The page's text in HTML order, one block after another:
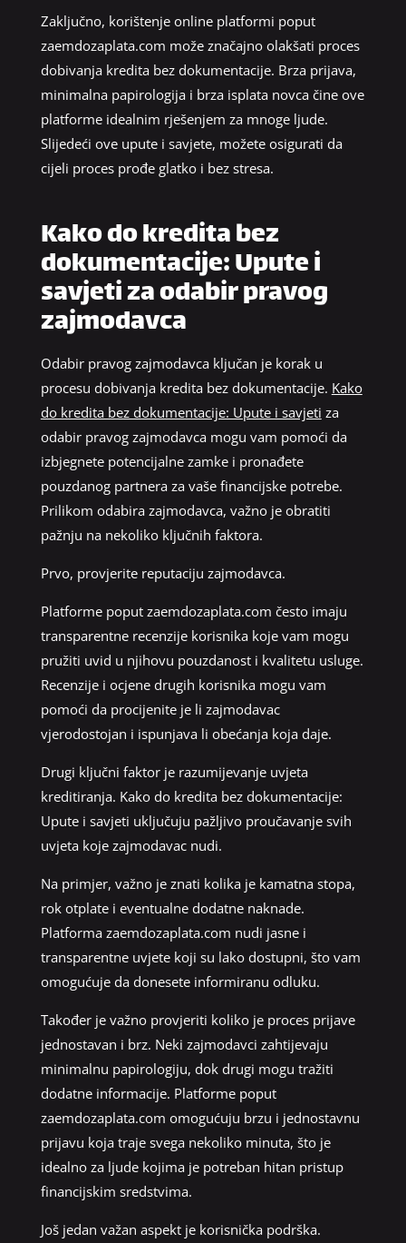
Zaključno, korištenje online platformi poput
zaemdozaplata.com može značajno olakšati proces
dobivanja kredita bez dokumentacije. Brza prijava,
minimalna papirologija i brza isplata novca čine ove
platforme idealnim rješenjem za mnoge ljude.
Slijedeći ove upute i savjete, možete osigurati da
cijeli proces prođe glatko i bez stresa.
Kako do kredita bez
dokumentacije: Upute i
savjeti za odabir pravog
zajmodavca
Odabir pravog zajmodavca ključan je korak u
procesu dobivanja kredita bez dokumentacije. Kako
do kredita bez dokumentacije: Upute i savjeti za
odabir pravog zajmodavca mogu vam pomoći da
izbjegnete potencijalne zamke i pronađete
pouzdanog partnera za vaše financijske potrebe.
Prilikom odabira zajmodavca, važno je obratiti
pažnju na nekoliko ključnih faktora.
Prvo, provjerite reputaciju zajmodavca.
Platforme poput zaemdozaplata.com često imaju
transparentne recenzije korisnika koje vam mogu
pružiti uvid u njihovu pouzdanost i kvalitetu usluge.
Recenzije i ocjene drugih korisnika mogu vam
pomoći da procijenite je li zajmodavac
vjerodostojan i ispunjava li obećanja koja daje.
Drugi ključni faktor je razumijevanje uvjeta
kreditiranja. Kako do kredita bez dokumentacije:
Upute i savjeti uključuju pažljivo proučavanje svih
uvjeta koje zajmodavac nudi.
Na primjer, važno je znati kolika je kamatna stopa,
rok otplate i eventualne dodatne naknade.
Platforma zaemdozaplata.com nudi jasne i
transparentne uvjete koji su lako dostupni, što vam
omogućuje da donesete informiranu odluku.
Također je važno provjeriti koliko je proces prijave
jednostavan i brz. Neki zajmodavci zahtijevaju
minimalnu papirologiju, dok drugi mogu tražiti
dodatne informacije. Platforme poput
zaemdozaplata.com omogućuju brzu i jednostavnu
prijavu koja traje svega nekoliko minuta, što je
idealno za ljude kojima je potreban hitan pristup
financijskim sredstvima.
Još jedan važan aspekt je korisnička podrška.